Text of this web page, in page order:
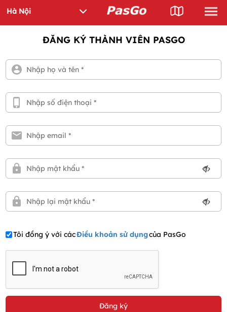
ĐĂNG KÝ THÀNH VIÊN PASGO
Tôi đồng ý với cácĐiều khoản sử dụngcủa PasGo